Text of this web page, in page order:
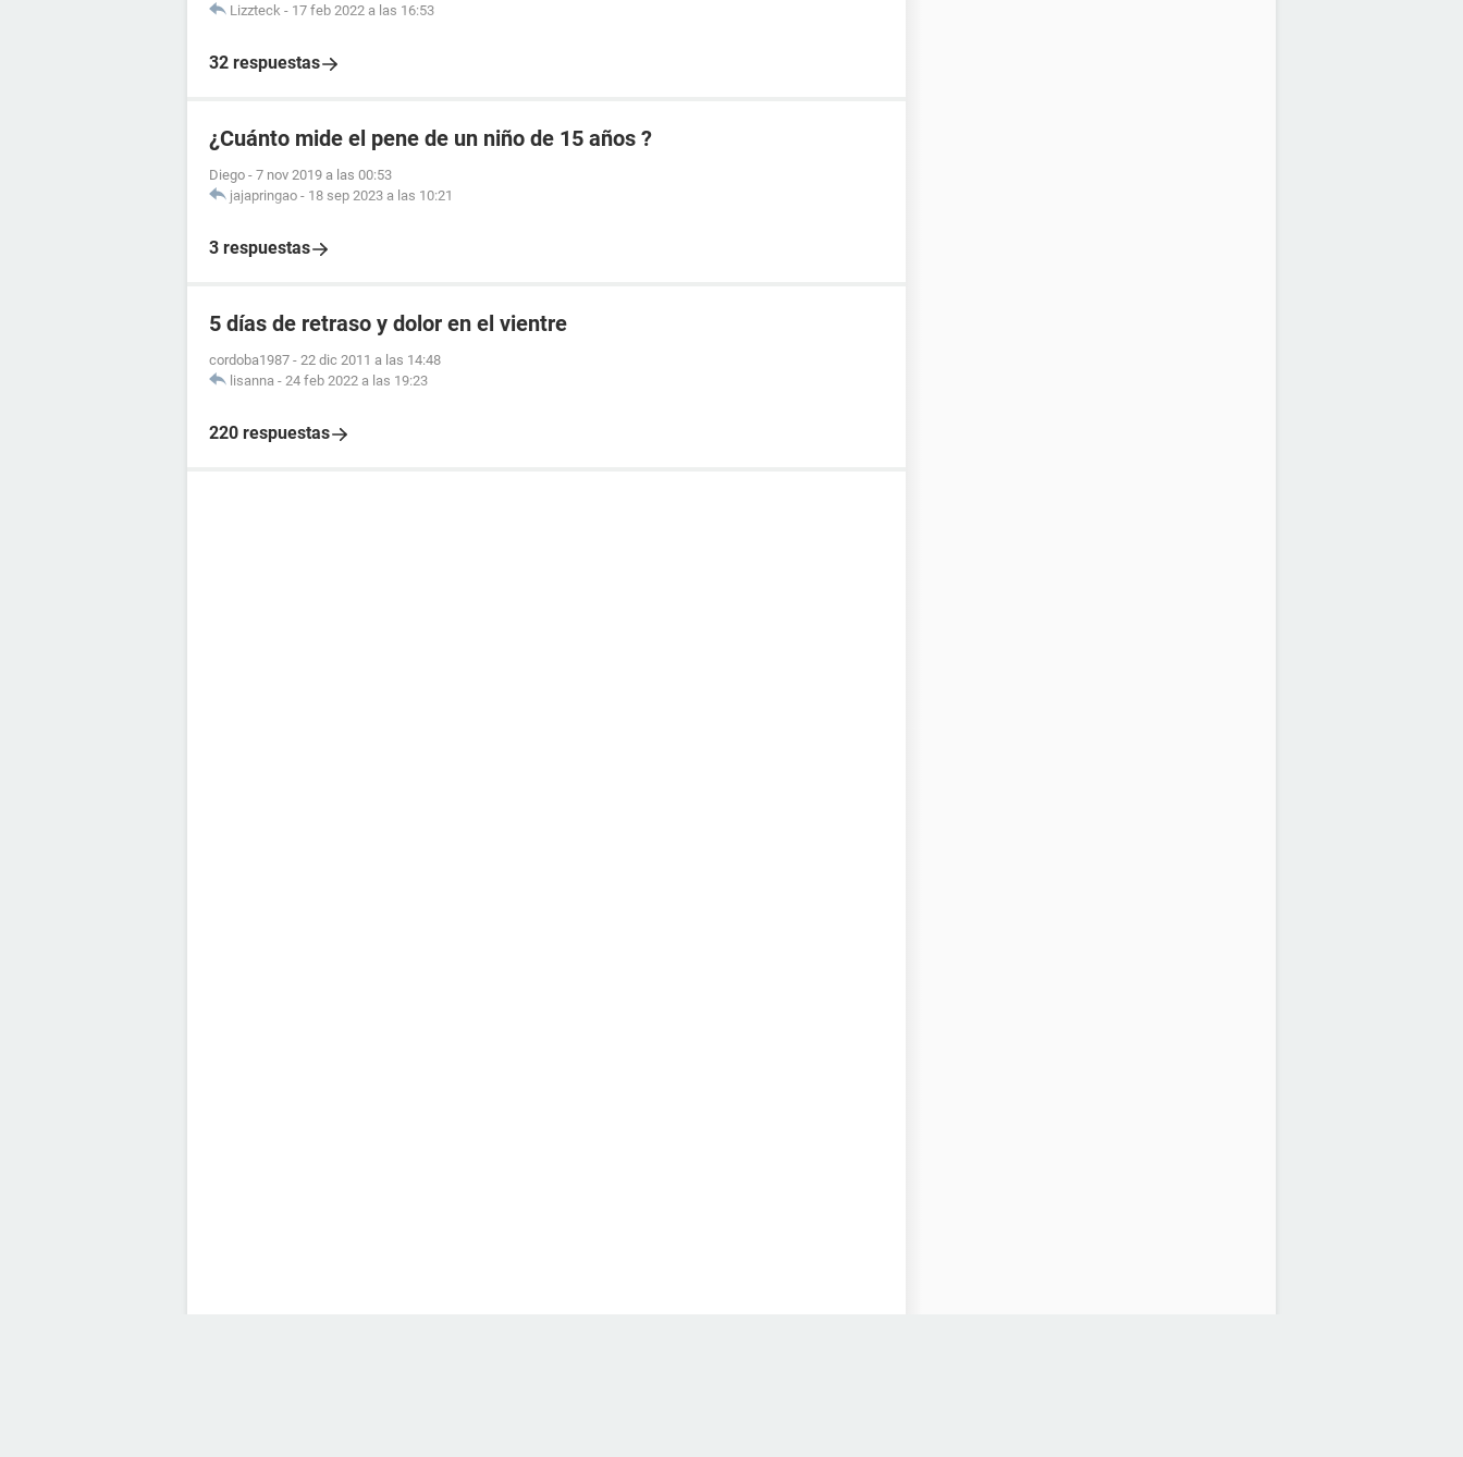
Lizzteck - 17 feb 2022 a las 16:53
32 respuestas
¿Cuánto mide el pene de un niño de 15 años ?
Diego - 7 nov 2019 a las 00:53
jajapringao - 18 sep 2023 a las 10:21
3 respuestas
5 días de retraso y dolor en el vientre
cordoba1987 - 22 dic 2011 a las 14:48
lisanna - 24 feb 2022 a las 19:23
220 respuestas